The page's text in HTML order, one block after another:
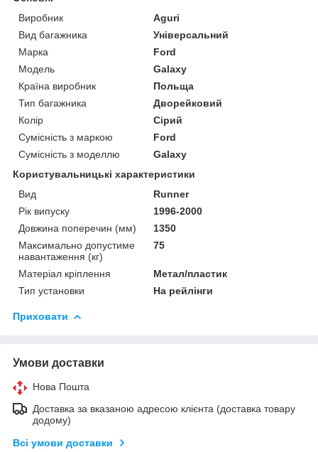
Виробник
Aguri
Вид багажника
Універсальний
Марка
Ford
Модель
Galaxy
Країна виробник
Польща
Тип багажника
Дворейковий
Колір
Сірий
Сумісність з маркою
Ford
Сумісність з моделлю
Galaxy
Користувальницькі характеристики
Вид
Runner
Рік випуску
1996-2000
Довжина поперечин (мм)
1350
Максимально допустиме
навантаження (кг)
75
Матеріал кріплення
Метал/пластик
Тип установки
На рейлінги
Приховати
Умови доставки
Нова Пошта
Доставка за вказаною адресою клієнта (доставка товару
додому)
Всі умови доставки